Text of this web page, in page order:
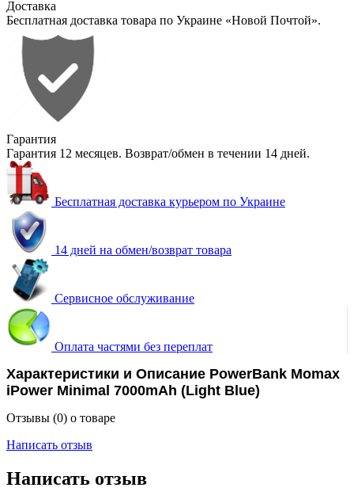
Доставка
Бесплатная доставка товара по Украине «Новой Почтой».
Гарантия
Гарантия 12 месяцев. Возврат/обмен в течении 14 дней.
Бесплатная доставка курьером по Украине
14 дней на обмен/возврат товара
Сервисное обслуживание
Оплата частями без переплат
Характеристики и Описание PowerBank Momax
iPower Minimal 7000mAh (Light Blue)
Отзывы (0) о товаре
Написать отзыв
Написать отзыв